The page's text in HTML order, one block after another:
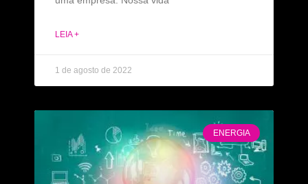
LEIA +
1 de agosto de 2022
ENERGIA